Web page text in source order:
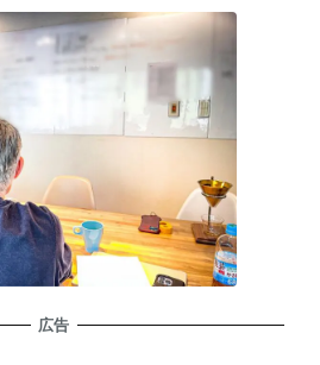
広告